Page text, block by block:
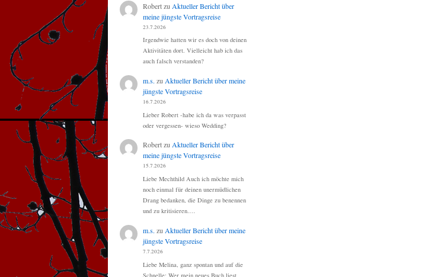
Robertzu Aktueller Bericht über
meine jüngste Vortragsreise
23.7.2026
Irgendwie hatten wir es doch von deinen
Aktivitäten dort. Vielleicht hab ich das
auch falsch verstanden?
m.s. zu Aktueller Bericht über meine
jüngste Vortragsreise
16.7.2026
Lieber Robert -habe ich da was verpasst
oder vergessen- wieso Wedding?
RobertzuAktueller Bericht über
meine jüngste Vortragsreise
15.7.2026
Liebe Mechthild Auch ich möchte mich
noch einmal für deinen unermüdlichen
Drang bedanken, die Dinge zu benennen
und zu kritisieren.…
m.s. zu Aktueller Bericht über meine
jüngste Vortragsreise
7.7.2026
Liebe Melina, ganz spontan und auf die
Schnelle: Wer mein neues Buch liest,